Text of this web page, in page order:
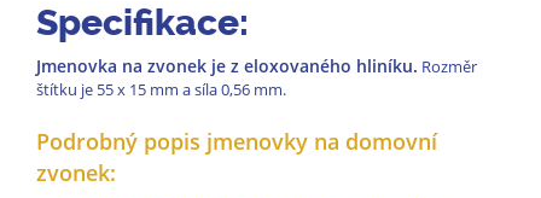
Specifikace:
Jmenovka na zvonek je z eloxovaného hliníku. Rozměr
štítku je 55 x 15 mm a síla 0,56 mm.
Podrobný popis jmenovky na domovní
zvonek: